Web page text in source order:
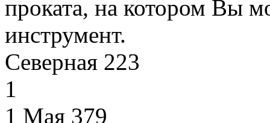
проката, на котором Вы
инструмент.
Северная 223
1
1 Мая 379